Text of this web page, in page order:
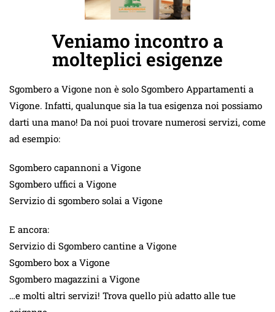
Veniamo incontro a
molteplici esigenze
Sgombero a Vigone non è solo Sgombero Appartamenti a
Vigone. Infatti, qualunque sia la tua esigenza noi possiamo
darti una mano! Da noi puoi trovare numerosi servizi, come
ad esempio:
Sgombero capannoni a Vigone
Sgombero uffici a Vigone
Servizio di sgombero solai a Vigone
E ancora:
Servizio di Sgombero cantine a Vigone
Sgombero box a Vigone
Sgombero magazzini a Vigone
…e molti altri servizi! Trova quello più adatto alle tue